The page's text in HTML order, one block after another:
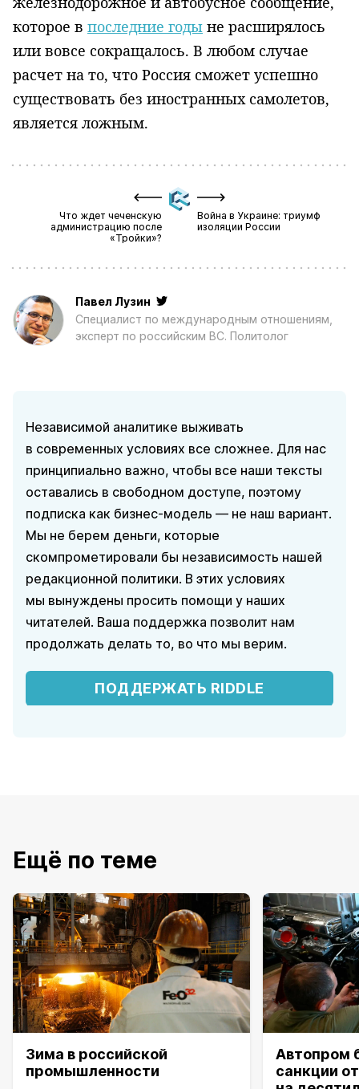
которое в последние годы не расширялось
или вовсе сокращалось. В любом случае
расчет на то, что Россия сможет успешно
существовать без иностранных самолетов,
является ложным.
Что ждет чеченскую
администрацию после
«Тройки»?
Война в Украине: триумф
изоляции России
Павел Лузин
Специалист по международным отношениям,
эксперт по российским ВС. Политолог
Независимой аналитике выживать
в современных условиях все сложнее. Для нас
принципиально важно, чтобы все наши тексты
оставались в свободном доступе, поэтому
подписка как бизнес-модель — не наш вариант.
Мы не берем деньги, которые
скомпрометировали бы независимость нашей
редакционной политики. В этих условиях
мы вынуждены просить помощи у наших
читателей. Ваша поддержка позволит нам
продолжать делать то, во что мы верим.
ПОДДЕРЖАТЬ RIDDLE
Ещё по теме
Зима в российской
промышленности
Автопром
санкции